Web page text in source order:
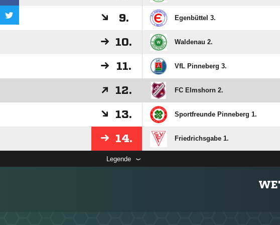
9. Egenbüttel 3.
10. Waldenau 2.
11. VfL Pinneberg 3.
12. FC Elmshorn 2.
13. Sportfreunde Pinneberg 1.
14. Friedrichsgabe 1.
Legende